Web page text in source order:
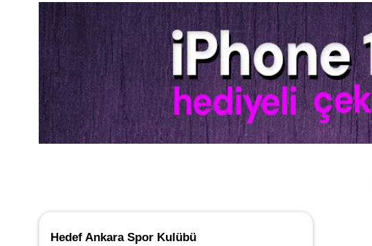
Hedef Ankara Spor Kulübü